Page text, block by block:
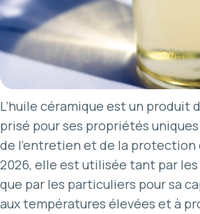
L’huile céramique est un produit
prisé pour ses propriétés
de l’entretien et de la protection
2026, elle est utilisée tant par
que par les particuliers pour sa
aux températures élevées et à